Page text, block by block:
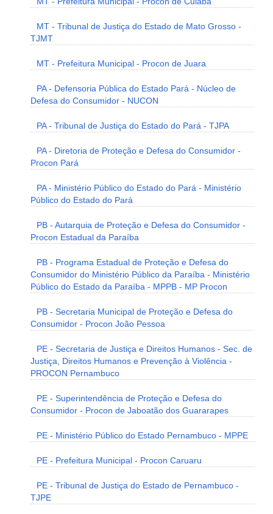
MT - Tribunal de Justiça do Estado de Mato Grosso -
TJMT
MT - Prefeitura Municipal - Procon de Juara
PA - Defensoria Pública do Estado Pará - Núcleo de
Defesa do Consumidor - NUCON
PA - Tribunal de Justiça do Estado do Pará - TJPA
PA - Diretoria de Proteção e Defesa do Consumidor -
Procon Pará
PA - Ministério Público do Estado do Pará - Ministério
Público do Estado do Pará
PB - Autarquia de Proteção e Defesa do Consumidor -
Procon Estadual da Paraíba
PB - Programa Estadual de Proteção e Defesa do
Consumidor do Ministério Público da Paraíba - Ministério
Público do Estado da Paraíba - MPPB - MP Procon
PB - Secretaria Municipal de Proteção e Defesa do
Consumidor - Procon João Pessoa
PE - Secretaria de Justiça e Direitos Humanos - Sec. de
Justiça, Direitos Humanos e Prevenção à Violência -
PROCON Pernambuco
PE - Superintendência de Proteção e Defesa do
Consumidor - Procon de Jaboatão dos Guararapes
PE - Ministério Público do Estado Pernambuco - MPPE
PE - Prefeitura Municipal - Procon Caruaru
PE - Tribunal de Justiça do Estado de Pernambuco -
TJPE